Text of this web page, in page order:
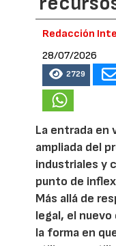
Redacción
28/07/2026
2729
La entrada en
ampliada del
industriales y
punto de
Más allá de
legal, el
la forma en